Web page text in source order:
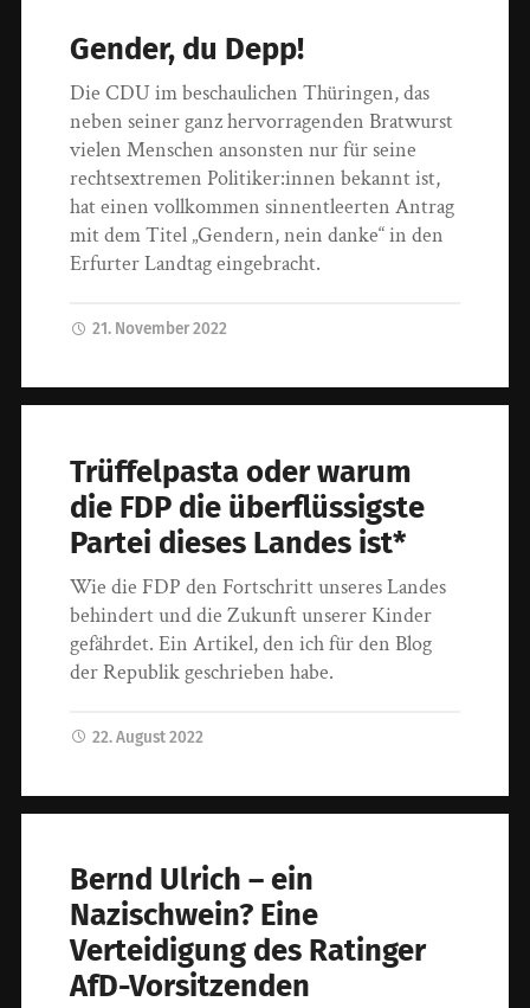
Gender, du Depp!
Die CDU im beschaulichen Thüringen, das
neben seiner ganz hervorragenden Bratwurst
vielen Menschen ansonsten nur für seine
rechtsextremen Politiker:innen bekannt ist,
hat einen vollkommen sinnentleerten Antrag
mit dem Titel „Gendern, nein danke“ in den
Erfurter Landtag eingebracht.
21. November 2022
Trüffelpasta oder warum
die FDP die überflüssigste
Partei dieses Landes ist*
Wie die FDP den Fortschritt unseres Landes
behindert und die Zukunft unserer Kinder
gefährdet. Ein Artikel, den ich für den Blog
der Republik geschrieben habe.
22. August 2022
Bernd Ulrich – ein
Nazischwein? Eine
Verteidigung des Ratinger
AfD-Vorsitzenden